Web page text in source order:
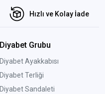
Hızlı ve Kolay İade
Diyabet Grubu
Diyabet Ayakkabısı
Diyabet Terliği
Diyabet Sandaleti